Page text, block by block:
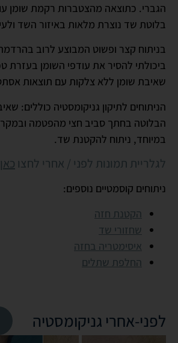
הגברי. כתוצאה מהצטברות רקמת שומן
בלוטת שד נוצרת מלאות באיזור השד
בניתוח קצר ופשוט המבוצע לרוב
ביכולתי להסיר את עודפי השומן בעזרת
שאיבת שומן ללא צלקות עם תוצאות
הניתוחים לתיקון גניקומסטיה כוללים:
הבלוטה בחתך סביב חצי מהפטמה
במיוחד, ניתוח להקטנת שד.
לגלריית תמונות לפני / אחרי לחצו כאן
ניתוחים קוסמטיים נוספים:
הקטנת חזה
שחזורי שד
איסימטריה בחזה
החלפת שתלים
לפני-אחרי גניקומסטיה